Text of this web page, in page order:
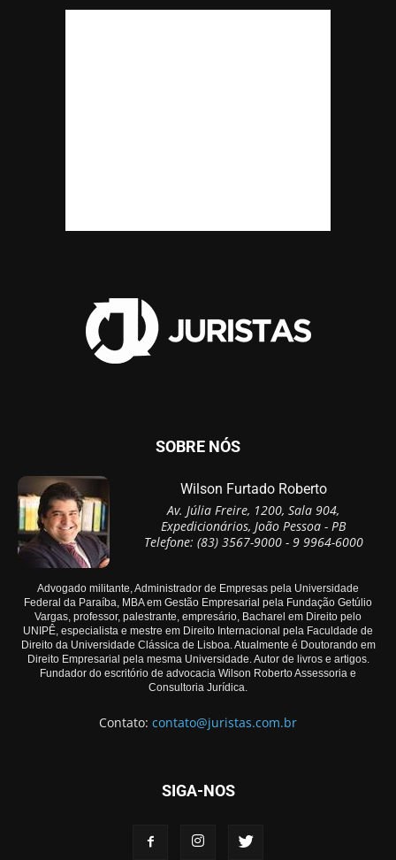
SOBRE NÓS
Wilson Furtado Roberto
Av. Júlia Freire, 1200, Sala 904,
Expedicionários, João Pessoa - PB
Telefone: (83) 3567-9000 - 9 9964-6000
Advogado militante, Administrador de Empresas pela Universidade
Federal da Paraíba, MBA em Gestão Empresarial pela Fundação Getúlio
Vargas, professor, palestrante, empresário, Bacharel em Direito pelo
UNIPÊ, especialista e mestre em Direito Internacional pela Faculdade de
Direito da Universidade Clássica de Lisboa. Atualmente é Doutorando em
Direito Empresarial pela mesma Universidade. Autor de livros e artigos.
Fundador do escritório de advocacia Wilson Roberto Assessoria e
Consultoria Jurídica.
Contato: contato@juristas.com.br
SIGA-NOS